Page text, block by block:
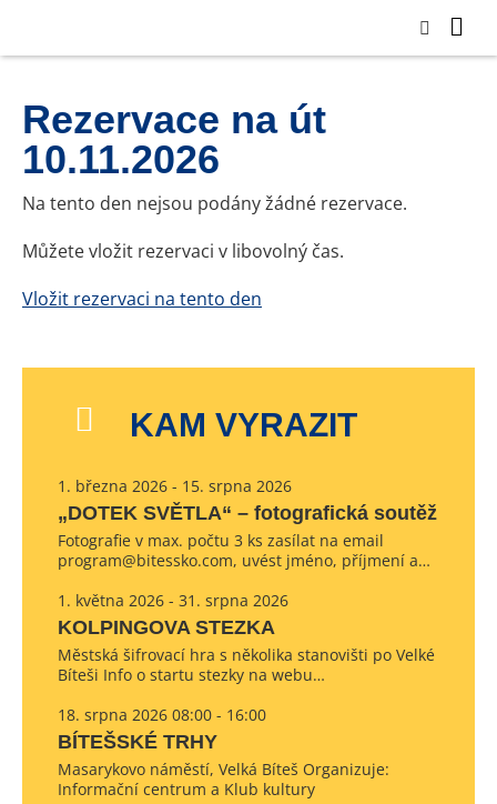
Rezervace na út
10.11.2026
Na tento den nejsou podány žádné rezervace.
Můžete vložit rezervaci v libovolný čas.
Vložit rezervaci na tento den
KAM VYRAZIT
1. března 2026 - 15. srpna 2026
„DOTEK SVĚTLA“ – fotografická soutěž
Fotografie v max. počtu 3 ks zasílat na email
program@bitessko.com, uvést jméno, příjmení a…
1. května 2026 - 31. srpna 2026
KOLPINGOVA STEZKA
Městská šifrovací hra s několika stanovišti po Velké
Bíteši Info o startu stezky na webu…
18. srpna 2026 08:00 - 16:00
BÍTEŠSKÉ TRHY
Masarykovo náměstí, Velká Bíteš Organizuje:
Informační centrum a Klub kultury